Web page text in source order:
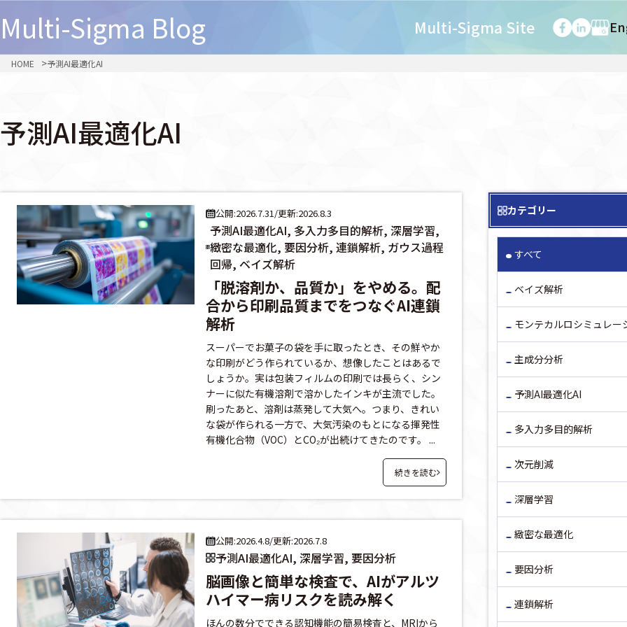
Multi-Sigma Blog Multi-Sigma Site
HOME 予測AI最適化AI
予測AI最適化AI
公開:2026.7.31/更新:2026.8.3
予測AI最適化AI, 多入力多目的解析, 深層学習,
緻密な最適化, 要因分析, 連鎖解析, ガウス過程
回帰, ベイズ解析
「脱溶剤か、品質か」をやめる。配
合から印刷品質までをつなぐAI連鎖
解析
スーパーでお菓子の袋を手に取ったとき、その鮮やか
な印刷がどう作られているか、想像したことはあるで
しょうか。実は包装フィルムの印刷では長らく、シン
ナーに似た有機溶剤で溶かしたインキが主流でした。
刷ったあと、溶剤は蒸発して大気へ。つまり、きれい
な袋が作られる一方で、大気汚染のもとになる揮発性
有機化合物（VOC）とCO₂が出続けてきたのです。 ...
続きを読む
公開:2026.4.8/更新:2026.7.8
予測AI最適化AI, 深層学習, 要因分析
脳画像と簡単な検査で、AIがアルツ
ハイマー病リスクを読み解く
ほんの数分でできる認知機能の簡易検査と、MRIから
カテゴリー
すべて
ベイズ解析
モンテカルロシミュレー
主成分分析
予測AI最適化AI
多入力多目的解析
次元削減
深層学習
緻密な最適化
要因分析
連鎖解析